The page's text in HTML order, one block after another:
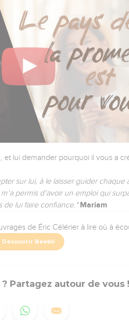
lui demander pourquoi il vous a
sur lui, à le laisser guider
permis d’avoir un emploi qui
de lui faire confiance."Mariam
de Éric Célérier à lire où à
Découvrir Beebli
Partagez autour de vous !